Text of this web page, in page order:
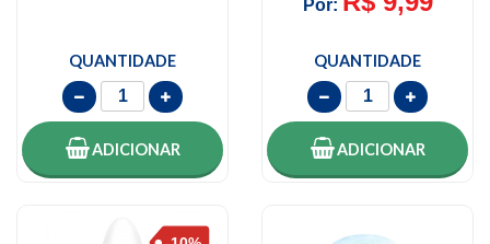
QUANTIDADE
ADICIONAR
Por:
QUANTIDADE
ADICIONAR